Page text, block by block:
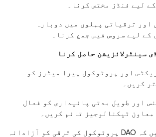
لیے فنڈز مختص کرنا۔
اور ترقیاتی پہلوں میں دوبارہ
کے لیے سروس فیس جمع کرنا۔
اور پروٹوکول پیرا میٹرز کو
کریں۔
اور طویل مدتی پائیداری کو فعال
ٹیکنالوجیز قائم کریں۔
یقینی بنائیں کہ DAO پروٹوکول کی ترقی کو آزادانہ